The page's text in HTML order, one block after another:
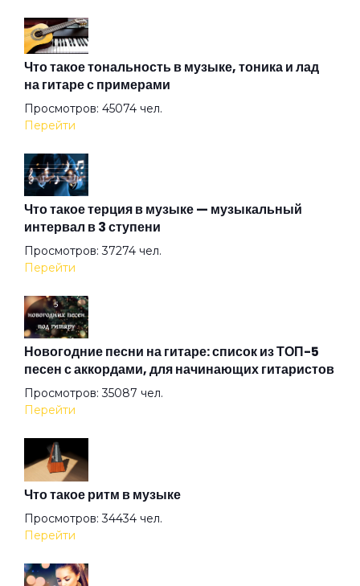
Девочка
Друзьям
Зима
Катится
Космос
Мама
Место под солнцем
Нас миллионы
Что такое тональность в музыке, тоника и лад
на гитаре с примерами
Просмотров: 45074 чел.
Перейти
Что такое терция в музыке — музыкальный
интервал в 3 ступени
Просмотров: 37274 чел.
Перейти
Новогодние песни на гитаре: список из ТОП-5
песен с аккордами, для начинающих гитаристов
Просмотров: 35087 чел.
Перейти
Что такое ритм в музыке
Просмотров: 34434 чел.
Перейти